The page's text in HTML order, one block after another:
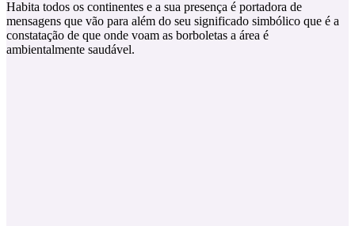
Habita todos os continentes e a sua presença é portadora de
mensagens que vão para além do seu significado simbólico que é a
constatação de que onde voam as borboletas a área é
ambientalmente saudável.